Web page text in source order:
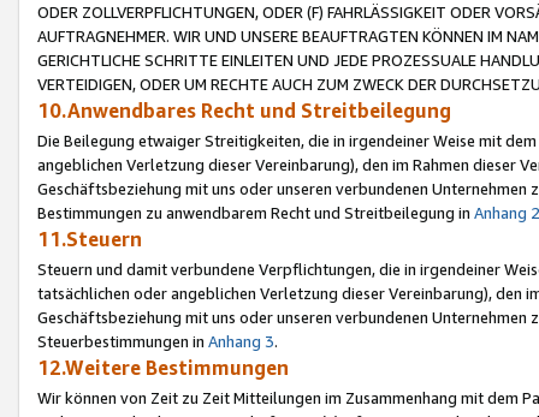
ODER ZOLLVERPFLICHTUNGEN, ODER (F) FAHRLÄSSIGKEIT ODER
AUFTRAGNEHMER. WIR UND UNSERE BEAUFTRAGTEN KÖNNEN IM
GERICHTLICHE SCHRITTE EINLEITEN UND JEDE PROZESSUALE
VERTEIDIGEN, ODER UM RECHTE AUCH ZUM ZWECK DER
10.Anwendbares Recht und Streitbeilegung
Die Beilegung etwaiger Streitigkeiten, die in irgendeiner Weise mit
angeblichen Verletzung dieser Vereinbarung), den im Rahmen dieser
Geschäftsbeziehung mit uns oder unseren verbundenen
Bestimmungen zu anwendbarem Recht und Streitbeilegung in Anhang 2
11.Steuern
Steuern und damit verbundene Verpflichtungen, die in irgendeiner
tatsächlichen oder angeblichen Verletzung dieser Vereinbarung), den
Geschäftsbeziehung mit uns oder unseren verbundenen
Steuerbestimmungen in Anhang 3.
12.Weitere Bestimmungen
Wir können von Zeit zu Zeit Mitteilungen im Zusammenhang mit dem